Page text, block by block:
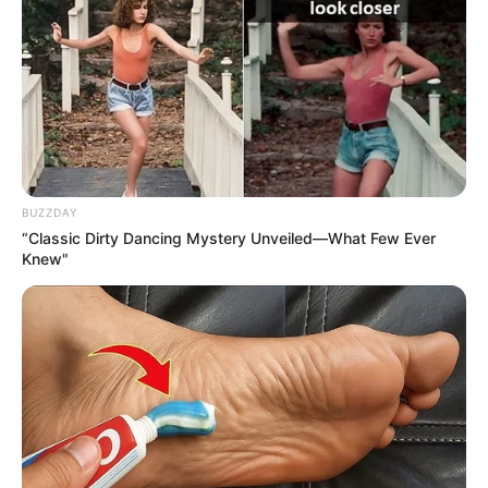
GESTIÓN DEL RIESGO DE DESASTRES
SANTANDER
IDEAM
MANTÉNGASE EN ALERTA
Tenemos todas las noticias que le
interesan. Para estar bien informado, por
ACTIVAR AHORA
TEMAS DESTACADOS
CIERRES VIALES EN BUCARAMANGA
TRANSVERSAL DEL CARARE
BUZZDAY
“Classic Dirty Dancing Mystery Unveiled—What Few Ever
Knew"